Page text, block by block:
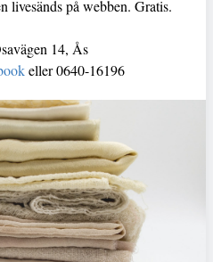
livesänds på webben. Gratis.
14, Ås
eller 0640-16196